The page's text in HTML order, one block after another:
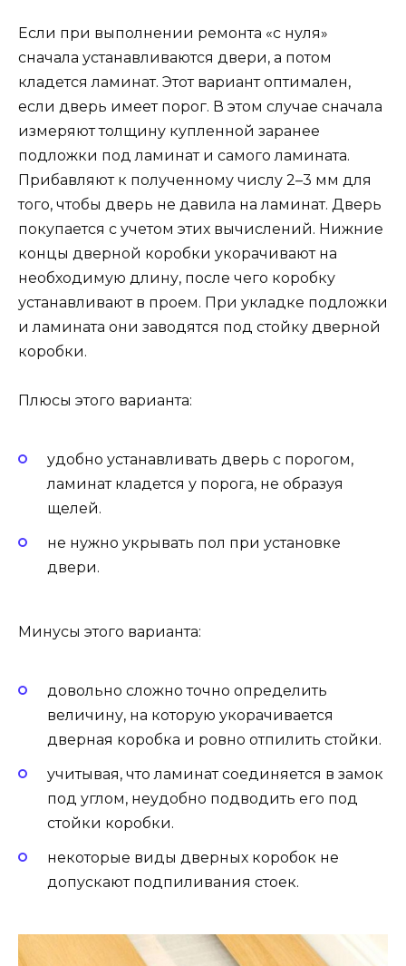
Если при выполнении ремонта «с нуля»
сначала устанавливаются двери, а потом
кладется ламинат. Этот вариант оптимален,
если дверь имеет порог. В этом случае сначала
измеряют толщину купленной заранее
подложки под ламинат и самого ламината.
Прибавляют к полученному числу 2–3 мм для
того, чтобы дверь не давила на ламинат. Дверь
покупается с учетом этих вычислений. Нижние
концы дверной коробки укорачивают на
необходимую длину, после чего коробку
устанавливают в проем. При укладке подложки
и ламината они заводятся под стойку дверной
коробки.
Плюсы этого варианта:
удобно устанавливать дверь с порогом,
ламинат кладется у порога, не образуя
щелей.
не нужно укрывать пол при установке
двери.
Минусы этого варианта:
довольно сложно точно определить
величину, на которую укорачивается
дверная коробка и ровно отпилить стойки.
учитывая, что ламинат соединяется в замок
под углом, неудобно подводить его под
стойки коробки.
некоторые виды дверных коробок не
допускают подпиливания стоек.